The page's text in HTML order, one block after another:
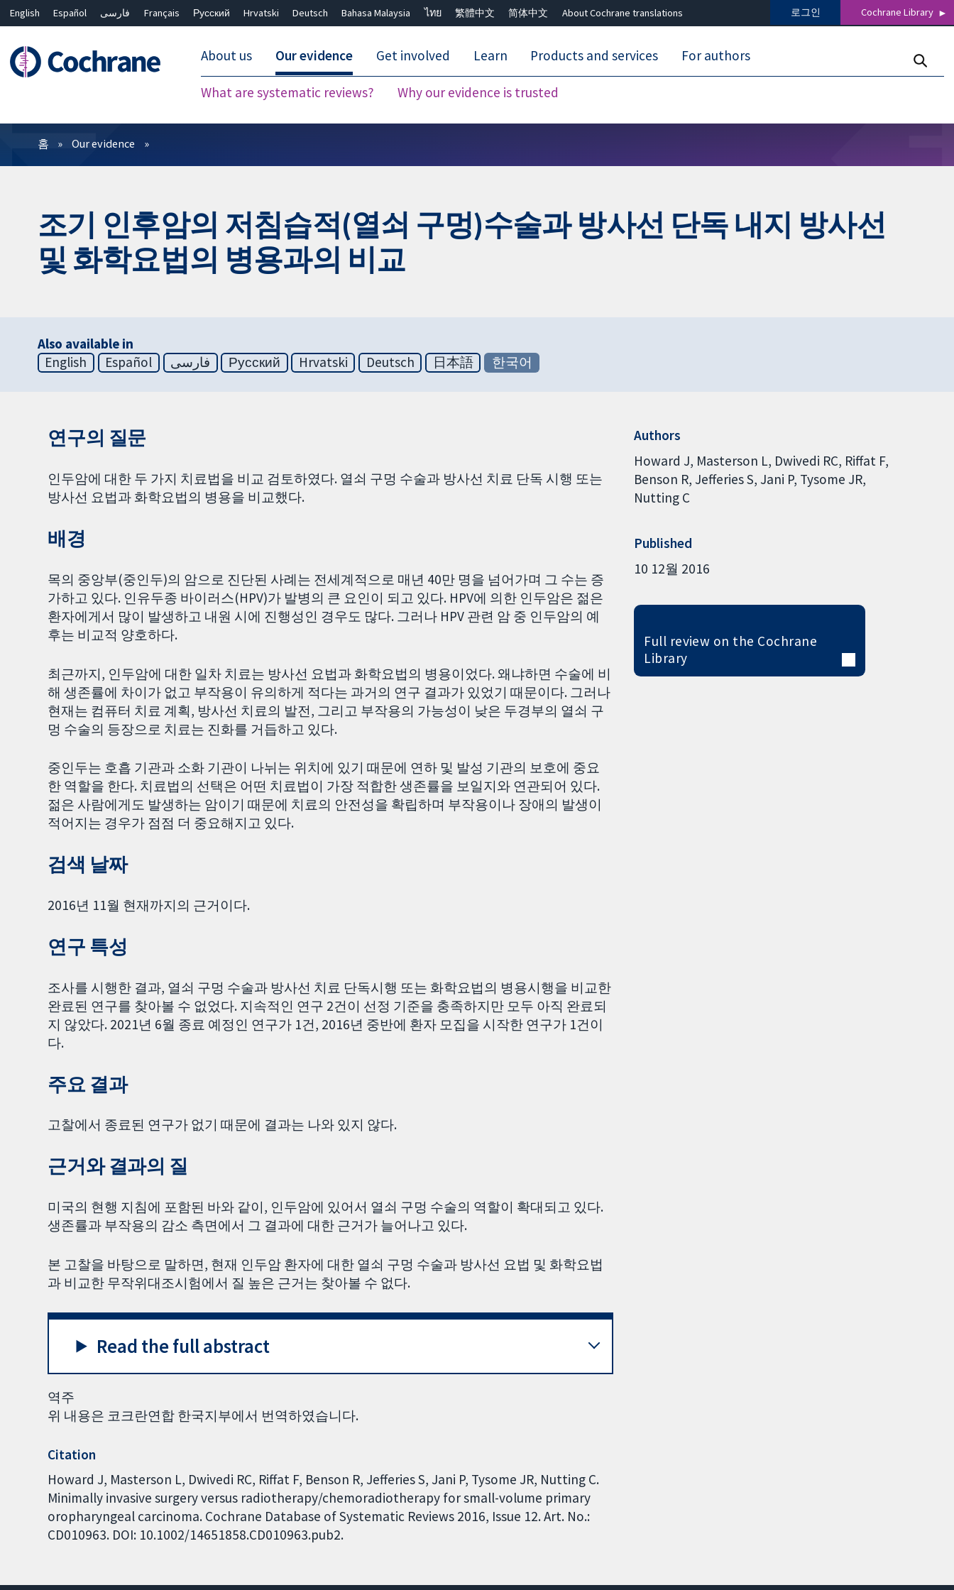
English Español فارسی Français Русский Hrvatski Deutsch Bahasa Malaysia ไทย 繁體中文 简体中文 About Cochrane translations 로그인 Cochrane Library
About us Our evidence
What are systematic reviews? Why our evidence is trusted
Get involved Learn Products and services For authors
필터
홈 Our evidence
조기 인후암의 저침습적(열쇠 구멍)수술과 방사선 단독 내지 방사선
및 화학요법의 병용과의 비교
Also available in
English
Español فارسی Русский Hrvatski Deutsch 日本語 한국어
연구의 질문
인두암에 대한 두 가지 치료법을 비교 검토하였다. 열쇠 구멍 수술과 방사선 치료 단독 시행 또는
방사선 요법과 화학요법의 병용을 비교했다.
배경
목의 중앙부(중인두)의 암으로 진단된 사례는 전세계적으로 매년 40만 명을 넘어가며 그 수는 증
가하고 있다. 인유두종 바이러스(HPV)가 발병의 큰 요인이 되고 있다. HPV에 의한 인두암은 젊은
환자에게서 많이 발생하고 내원 시에 진행성인 경우도 많다. 그러나 HPV 관련 암 중 인두암의 예
후는 비교적 양호하다.
최근까지, 인두암에 대한 일차 치료는 방사선 요법과 화학요법의 병용이었다. 왜냐하면 수술에 비
해 생존률에 차이가 없고 부작용이 유의하게 적다는 과거의 연구 결과가 있었기 때문이다. 그러나
현재는 컴퓨터 치료 계획, 방사선 치료의 발전, 그리고 부작용의 가능성이 낮은 두경부의 열쇠 구
멍 수술의 등장으로 치료는 진화를 거듭하고 있다.
중인두는 호흡 기관과 소화 기관이 나뉘는 위치에 있기 때문에 연하 및 발성 기관의 보호에 중요
한 역할을 한다. 치료법의 선택은 어떤 치료법이 가장 적합한 생존률을 보일지와 연관되어 있다.
젊은 사람에게도 발생하는 암이기 때문에 치료의 안전성을 확립하며 부작용이나 장애의 발생이
적어지는 경우가 점점 더 중요해지고 있다.
검색 날짜
2016년 11월 현재까지의 근거이다.
연구 특성
조사를 시행한 결과, 열쇠 구멍 수술과 방사선 치료 단독시행 또는 화학요법의 병용시행을 비교한
완료된 연구를 찾아볼 수 없었다. 지속적인 연구 2건이 선정 기준을 충족하지만 모두 아직 완료되
지 않았다. 2021년 6월 종료 예정인 연구가 1건, 2016년 중반에 환자 모집을 시작한 연구가 1건이
다.
주요 결과
고찰에서 종료된 연구가 없기 때문에 결과는 나와 있지 않다.
근거와 결과의 질
미국의 현행 지침에 포함된 바와 같이, 인두암에 있어서 열쇠 구멍 수술의 역할이 확대되고 있다.
생존률과 부작용의 감소 측면에서 그 결과에 대한 근거가 늘어나고 있다.
본 고찰을 바탕으로 말하면, 현재 인두암 환자에 대한 열쇠 구멍 수술과 방사선 요법 및 화학요법
과 비교한 무작위대조시험에서 질 높은 근거는 찾아볼 수 없다.
Read the full abstract
역주
위 내용은 코크란연합 한국지부에서 번역하였습니다.
Citation
Howard J, Masterson L, Dwivedi RC, Riffat F, Benson R, Jefferies S, Jani P, Tysome JR, Nutting C.
Minimally invasive surgery versus radiotherapy/chemoradiotherapy for small-volume primary
oropharyngeal carcinoma. Cochrane Database of Systematic Reviews 2016, Issue 12. Art. No.:
CD010963. DOI: 10.1002/14651858.CD010963.pub2.
Authors
Howard J Masterson L Dwivedi RC Riffat F
Benson R Jefferies S Jani P Tysome JR
Nutting C
Published
10 12월 2016
Full review on the Cochrane
Library